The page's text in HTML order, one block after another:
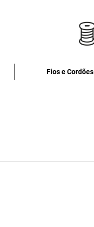
Fios e Cordões